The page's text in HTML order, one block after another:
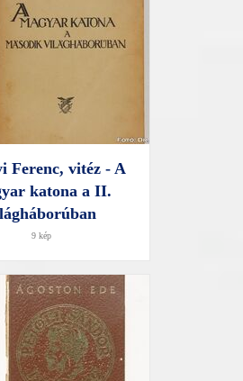
Ferenc, vitéz - A
katona a II.
9 kép